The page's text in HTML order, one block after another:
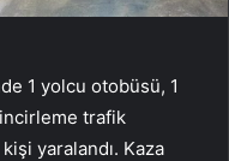
1 yolcu otobüsü, 1
trafik
yaralandı. Kaza